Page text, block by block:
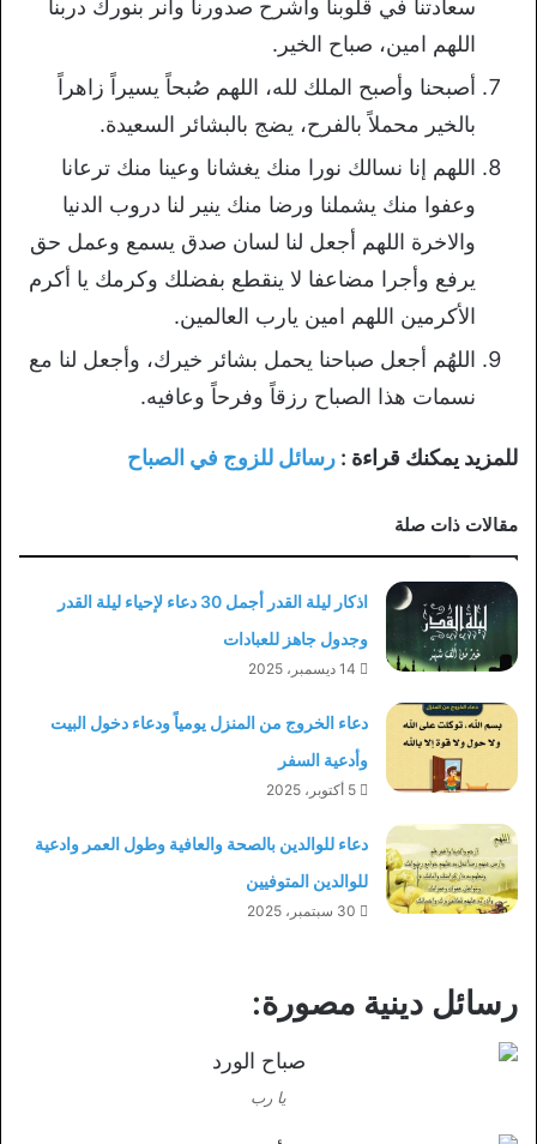
سعادتنا في قلوبنا واشرح صدورنا وأنر بنورك دربنا
اللهم امين، صباح الخير.
أصبحنا وأصبح الملك لله، اللهم صُبحاً يسيراً زاهراً
بالخير محملاً بالفرح، يضج بالبشائر السعيدة.
اللهم إنا نسالك نورا منك يغشانا وعينا منك ترعانا
وعفوا منك يشملنا ورضا منك ينير لنا دروب الدنيا
والاخرة اللهم أجعل لنا لسان صدق يسمع وعمل حق
يرفع وأجرا مضاعفا لا ينقطع بفضلك وكرمك يا أكرم
الأكرمين اللهم امين يارب العالمين.
اللهُم أجعل صباحنا يحمل بشائر خيرك، وأجعل لنا مع
نسمات هذا الصباح رزقاً وفرحاً وعافيه.
للمزيد يمكنك قراءة : رسائل للزوج في الصباح
مقالات ذات صلة
اذكار ليلة القدر أجمل 30 دعاء لإحياء ليلة القدر
وجدول جاهز للعبادات
14 ديسمبر، 2025
دعاء الخروج من المنزل يومياً ودعاء دخول البيت
وأدعية السفر
5 أكتوبر، 2025
دعاء للوالدين بالصحة والعافية وطول العمر وادعية
للوالدين المتوفيين
30 سبتمبر، 2025
رسائل دينية مصورة:
يا رب